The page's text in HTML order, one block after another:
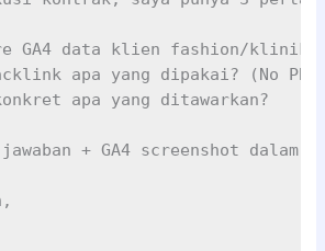
GA4 data klien fashion/klinik
apa yang dipakai? (No
apa yang ditawarkan?
+ GA4 screenshot dalam